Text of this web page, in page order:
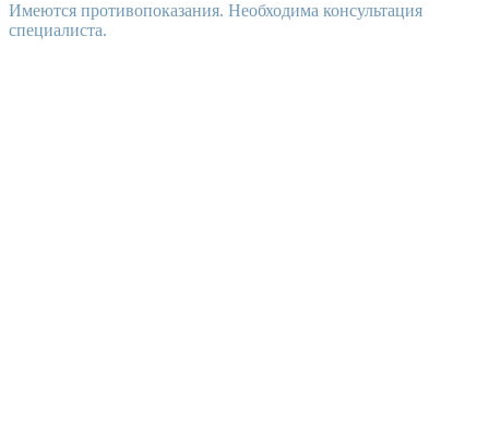
Имеются противопоказания. Необходима консультация
специалиста.